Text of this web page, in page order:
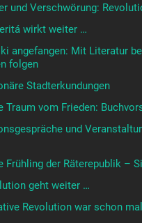
und Verschwörung:
wirkt weiter …
angefangen: Mit Literatur
folgen
Stadterkundungen
Traum vom Frieden:
und
Frühling der Räterepublik –
geht weiter …
Revolution war schon